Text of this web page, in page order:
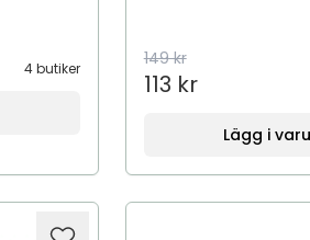
4 butiker 149 kr
113 kr
Lägg i